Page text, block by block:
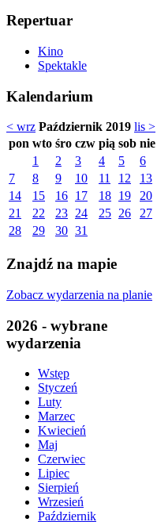
Repertuar
Kino
Spektakle
Kalendarium
< wrz Październik 2019 lis >
pon wto śro czw pią sob nie
1
2 3 4 5
6
7
8 9 10 11 12
13
14
15 16 17 18 19
20
21
22 23 24 25 26
27
28
29 30 31
Znajdź na mapie
Zobacz wydarzenia na planie
2026 - wybrane
wydarzenia
Wstęp
Styczeń
Luty
Marzec
Kwiecień
Maj
Czerwiec
Lipiec
Sierpień
Wrzesień
Październik